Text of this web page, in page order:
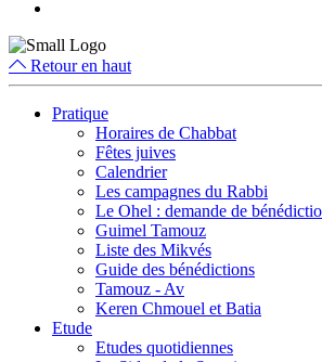
Retour en haut
Pratique
Horaires de Chabbat
Fêtes juives
Calendrier
Les campagnes du Rabbi
Le Ohel : demande de
Guimel Tamouz
Liste des Mikvés
Guide des bénédictions
Tamouz - Av
Keren Chmouel et Batia
Etude
Etudes quotidiennes